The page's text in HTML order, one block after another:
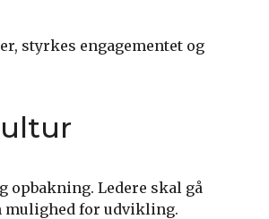
styrkes engagementet og
Ledere skal gå
mulighed for udvikling.